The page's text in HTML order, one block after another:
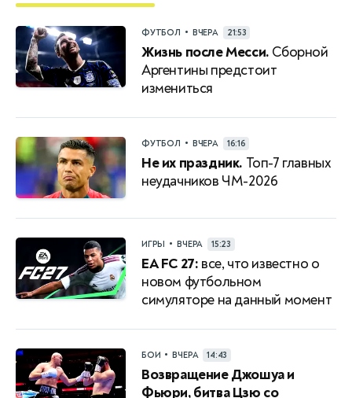
ФУТБОЛ • ВЧЕРА 21:53
Жизнь после Месси. Сборной
Аргентины предстоит
измениться
ФУТБОЛ • ВЧЕРА 16:16
Не их праздник. Топ-7 главных
неудачников ЧМ-2026
ИГРЫ • ВЧЕРА 15:23
EA FC 27: все, что известно о
новом футбольном
симуляторе на данный момент
БОИ • ВЧЕРА 14:43
Возвращение Джошуа и
Фьюри, битва Цзю со